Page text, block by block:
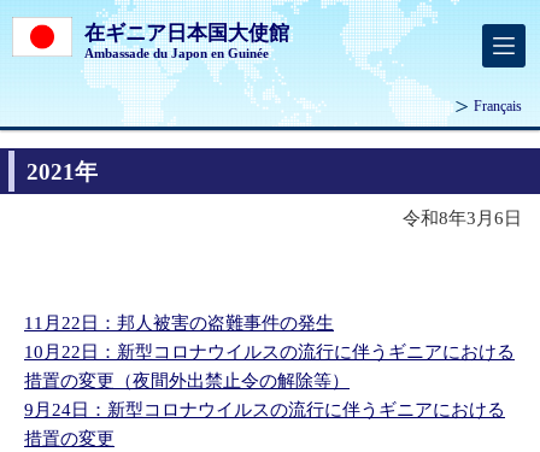
在ギニア日本国大使館
Ambassade du Japon en Guinée
Français
2021年
令和8年3月6日
11月22日：邦人被害の盗難事件の発生
10月22日：新型コロナウイルスの流行に伴うギニアにおける
措置の変更（夜間外出禁止令の解除等）
9月24日：新型コロナウイルスの流行に伴うギニアにおける
措置の変更